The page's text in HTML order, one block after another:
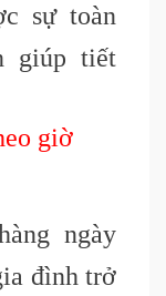
sự toàn
giúp tiết
giờ
ngày
đình trở